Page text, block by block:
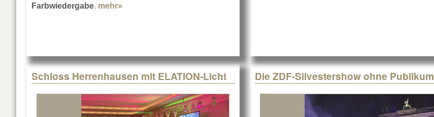
Farbwiedergabe. mehr»
Schloss Herrenhausen mit ELATION-Licht Die ZDF-Silvestershow ohne Publikum